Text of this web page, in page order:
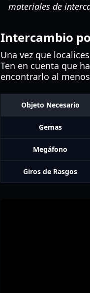
materiales de
Intercambio
Una vez que
Ten en cuenta que
encontrarlo al
Objeto Necesario
Gemas
Megáfono
Giros de Rasgos